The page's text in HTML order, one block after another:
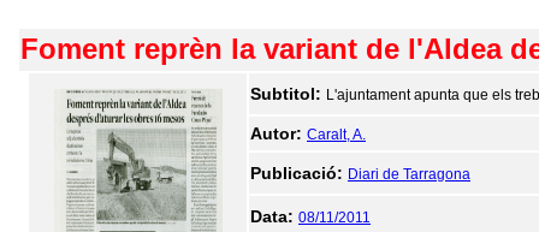
Foment reprèn la variant de l'Aldea
Subtitol: L'ajuntament apunta que els
Autor: Caralt, A.
Publicació: Diari de Tarragona
Data: 08/11/2011